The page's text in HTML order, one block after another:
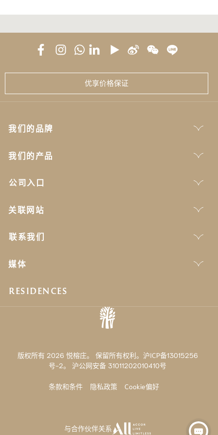
优享价格保证
我们的品牌
我们的产品
公司入口
关联网站
联系我们
媒体
RESIDENCES
版权所有 2026 悦榕庄。 保留所有权利。沪ICP备13015256
号-2。 沪公网安备 31011202010410号
条款和条件 隐私政策 Cookie偏好
与合作伙伴关系